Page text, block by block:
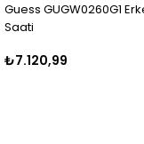
Kol
Guess
₺5.999,99